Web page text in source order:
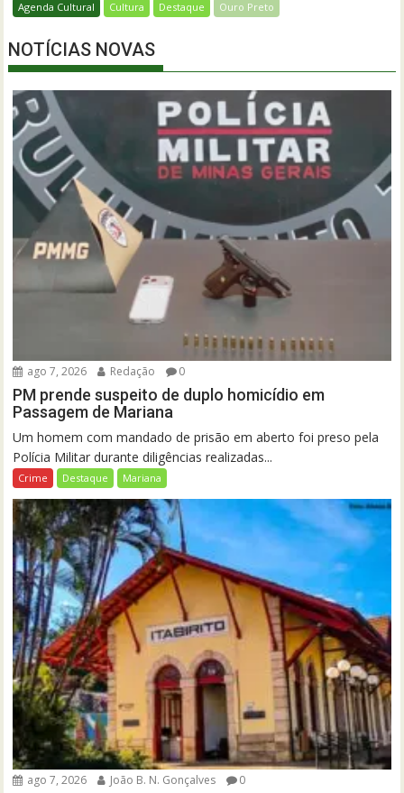
Agenda Cultural Cultura Destaque Ouro Preto
NOTÍCIAS NOVAS
ago 7, 2026 Redação 0
PM prende suspeito de duplo homicídio em
Passagem de Mariana
Um homem com mandado de prisão em aberto foi preso pela
Polícia Militar durante diligências realizadas...
Crime Destaque Mariana
ago 7, 2026 João B. N. Gonçalves 0